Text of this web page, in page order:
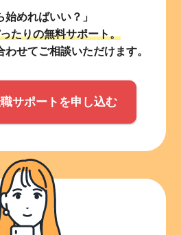
始めればいい？」
たりの無料サポート。
せてご相談いただけます。
サポートを申し込む